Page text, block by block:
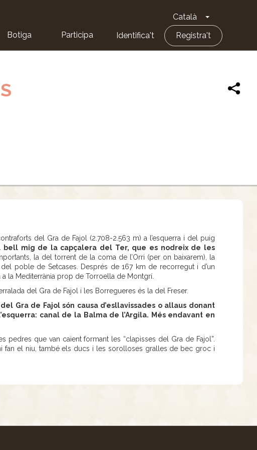
Català Toggle
Botiga Participa Identifica't Registra't
del Gra de Fajol (2.708-2.563 m) a l’esquerra i del puig
bell mig de la capçalera del Ter, que es nodreix de les
la del torrent de la coma de l’Orri (per on baixarem), la
poble de Setcases. Després de 167 km de recorregut i d’un
la Mediterrània prop de Torroella de Montgrí.
del Gra de Fajol i les Borregueres és la del Freser.
Gra de Fajol són causa d’esllavissades o allaus donant
canal de la Balma de l’Argila. Més endavant en
pedres que van caient formant les “clapisses del Gra de Fajol”.
fan el niu, també els ducs i les sorolloses gralles de bec groc i